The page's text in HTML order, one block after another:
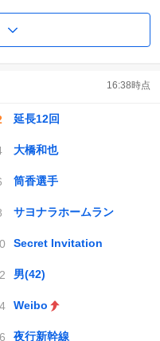
16:38時点
延長12回
大橋和也
筒香選手
サヨナラホームラン
Secret Invitation
男(42)
Weibo
夜行新幹線